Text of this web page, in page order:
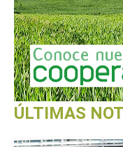
ÚLTIMAS